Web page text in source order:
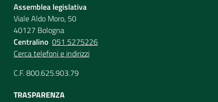
Assemblea legislativa
Viale Aldo Moro, 50
40127 Bologna
Centralino 051 5275226
Cerca telefoni e indirizzi
C.F. 800.625.903.79
TRASPARENZA